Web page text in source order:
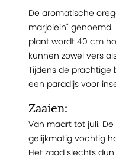
De aromatische
marjolein"
plant wordt 40 cm
kunnen zowel vers
Tijdens de prachtige
een paradijs voor
Zaaien:
Van maart tot juli.
gelijkmatig vochtig
Het zaad slechts